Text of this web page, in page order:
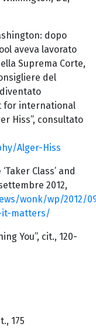
dopo
aveva lavorato
Suprema Corte,
del
for international
Hiss”, consultato
Alger-Hiss
Class’ and
2012,
wonk/wp/2012/
it-matters/
You”, cit., 120-
175